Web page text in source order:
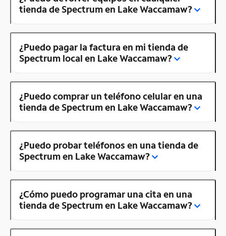
tienda de Spectrum en Lake Waccamaw?
¿Puedo pagar la factura en mi tienda de
Spectrum local en Lake Waccamaw?
¿Puedo comprar un teléfono celular en una
tienda de Spectrum en Lake Waccamaw?
¿Puedo probar teléfonos en una tienda de
Spectrum en Lake Waccamaw?
¿Cómo puedo programar una cita en una
tienda de Spectrum en Lake Waccamaw?